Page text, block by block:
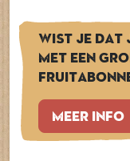
Wist je dat
met een
MEER INFO